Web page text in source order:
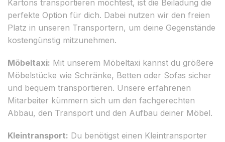
Kartons transportieren möchtest, ist die Beiladung die
perfekte Option für dich. Dabei nutzen wir den freien
Platz in unseren Transportern, um deine Gegenstände
kostengünstig mitzunehmen.
Möbeltaxi: Mit unserem Möbeltaxi kannst du größere
Möbelstücke wie Schränke, Betten oder Sofas sicher
und bequem transportieren. Unsere erfahrenen
Mitarbeiter kümmern sich um den fachgerechten
Abbau, den Transport und den Aufbau deiner Möbel.
Kleintransport: Du benötigst einen Kleintransporter